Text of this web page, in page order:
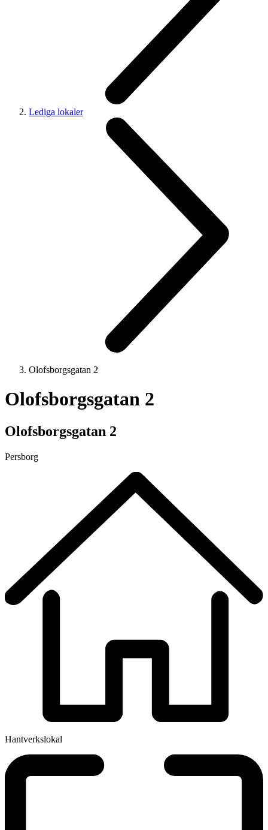
Lediga lokaler
Olofsborgsgatan 2
Olofsborgsgatan 2
Olofsborgsgatan 2
Persborg
Hantverkslokal